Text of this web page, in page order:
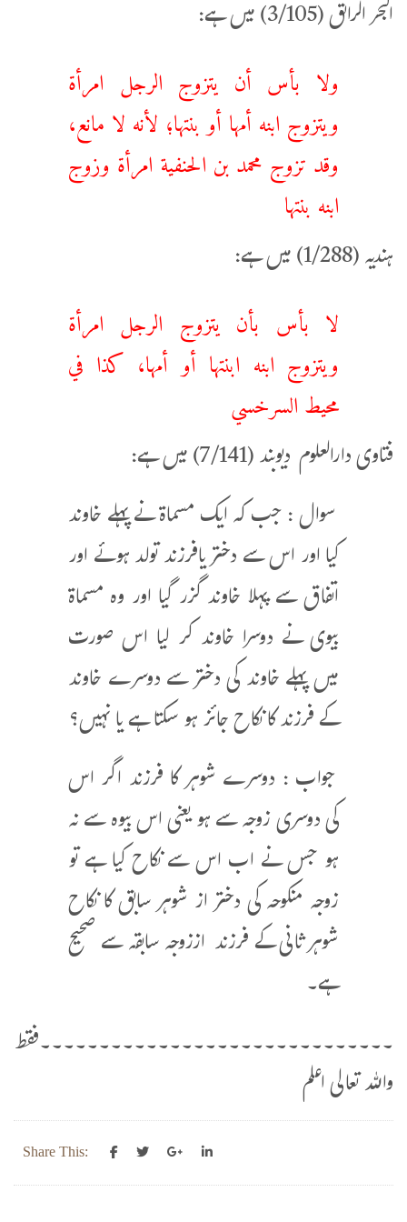
البحر الرائق (3/105) میں ہے:
ولا بأس أن يتزوج الرجل امرأة
ويتزوج ابنه أمها أو بنتها؛ ‌لأنه ‌لا ‌مانع،
وقد تزوج محمد بن الحنفية امرأة وزوج
ابنه بنتها
ہندیہ (1/288) میں ہے:
لا بأس ‌بأن ‌يتزوج ‌الرجل امرأة
ويتزوج ابنه ابنتها أو أمها، كذا في
محيط السرخسي
فتاوی دارالعلوم دیوبند (7/141) میں ہے:
سوال : جب کہ ایک مسماۃ نے پہلے خاوند
کیا اور اس سے دختر یافرزند تولد ہوئے اور
اتفاق سے پہلا خاوند گزر گیا اور وہ مسماۃ
بیوی نے دوسرا خاوند کر لیا اس صورت
میں پہلے خاوند کی دختر سے دوسرے خاوند
کے فرزند کا نکاح جائز ہو سکتا ہے یا نہیں؟
جواب : دوسرے شوہر کا فرزند اگر اس
کی دوسری زوجہ سے ہو یعنی اس بیوہ سے نہ
ہو جس نے اب اس سے نکاح کیا ہے تو
زوجہ منکوحہ کی دختر از شوہر سابق کا نکاح
شوہر ثانی کے فرزند اززوجہ سابقہ سے صحیح
ہے۔
۔۔۔۔۔۔۔۔۔۔۔۔۔۔۔۔۔۔۔۔۔۔۔۔۔۔۔۔۔۔فقط
واللہ تعالی اعلم
Share This: